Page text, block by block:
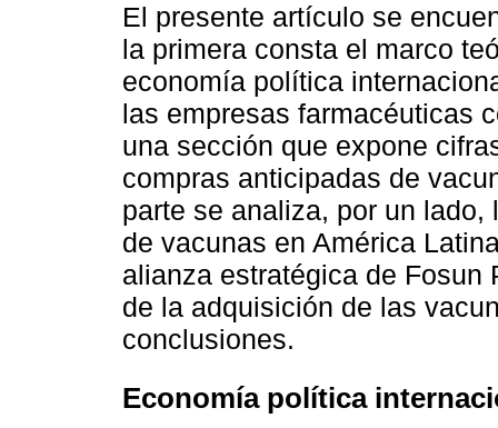
El presente artículo se
la primera consta el marco
economía política
las empresas farmacéuticas
una sección que expone
compras anticipadas de
parte se analiza, por un
de vacunas en América
alianza estratégica de Fosun
de la adquisición de las
conclusiones.
Economía política